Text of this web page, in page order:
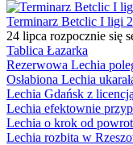
Terminarz Betclic I ligi
24 lipca rozpocznie się
Tablica Łazarka
Rezerwowa Lechia
Osłabiona Lechia
Lechia Gdańsk z
Lechia efektownie
Lechia o krok od
Lechia rozbita w